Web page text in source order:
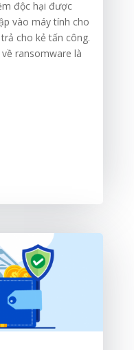
độc hại được
vào máy tính cho
cho kẻ tấn công.
ransomware là